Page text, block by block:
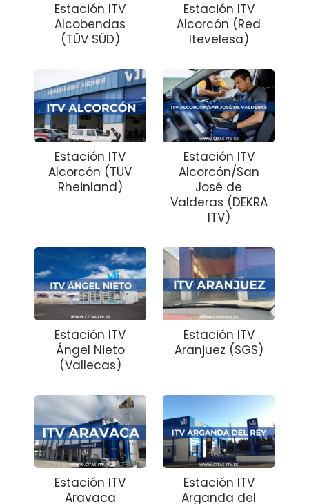
Estación ITV
Alcobendas
(TÜV SÜD)
Estación ITV
Alcorcón (Red
Itevelesa)
Estación ITV
Alcorcón (TÜV
Rheinland)
Estación ITV
Alcorcón/San
José de
Valderas (DEKRA
ITV)
Estación ITV
Ángel Nieto
(Vallecas)
Estación ITV
Aranjuez (SGS)
Estación ITV
Aravaca
Estación ITV
Arganda del